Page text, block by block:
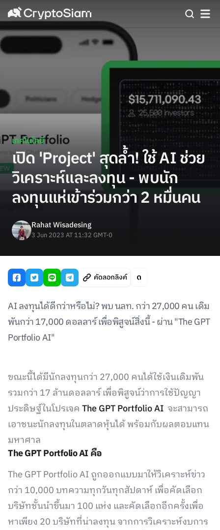
เทคโนโลยี
เปิด 'Project' สุดล้ำ! ใช้ AI ช่วย
วิเคราะห์และลงทุน - พบนัก
ลงทุนแห่เข้าร่วมกว่า 2 หมื่นคน
Rahat Wisadesing
3 Jun 2023 AT 11:32 GMT-0
คัดลอกลิงค์
AI ลงทุนได้ดีกว่าหรือไม่? พบ นลท. กว่า 27,000 คน เดิม
พันกว่า 17,000 ดอลลาร์ เพื่อพิสูจน์สิ่งนี้ - ผ่าน "The GPT
Portfolio AI"
ขณะนี้ได้มีนักลงทุนกว่า 27,000 คนได้ใช้เงินเดิมพัน
รวมกว่า 17 ล้านดอลลาร์ เพื่อพิสูจน์ว่าการใช้ปัญญา
ประดิษฐ์ในโปรเจค The GPT Portfolio AI จะสามารถ
เอาชนะนักลงทุนในตลาดหุ้นได้ พร้อมกับผลตอบแทน
มหาศาล
The GPT Portfolio AI คือ
The GPT Portfolio AI ถูกออกแบบมาให้วิเคราะห์ข่าว
กว่า 10,000 บทความทุกวันทุกสัปดาห์ เพื่อคัดเลือก
บริษัทชั้นนำขึ้นมา 100 แห่ง และคัดเลือกอีกครั้งเพื่อ
หาเพียง 20 บริษัทที่น่าลงทุน จากการวิเคราะห์งบการ